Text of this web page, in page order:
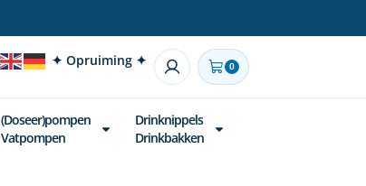
✦ Opruiming ✦ 0
(Doseer)pompen
Vatpompen
Drinknippels
Drinkbakken